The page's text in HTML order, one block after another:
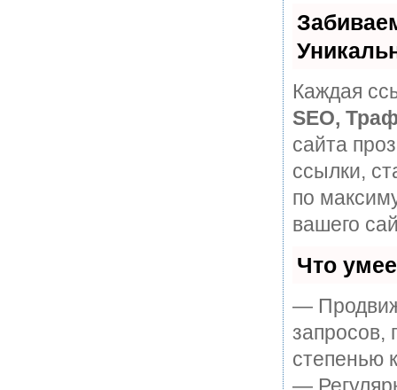
Каждая
SEO,
сайта
ссылки,
по
вашего
Что
—
запросов,
степенью
—